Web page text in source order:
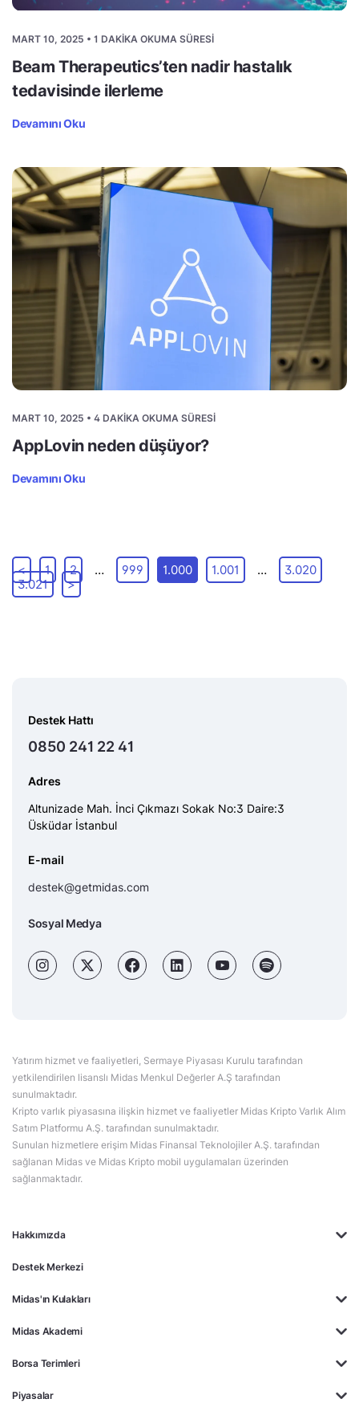
MART 10, 2025 • 1 DAKIKA OKUMA SÜRESI
Beam Therapeutics’ten nadir hastalık
tedavisinde ilerleme
Devamını Oku
MART 10, 2025 • 4 DAKIKA OKUMA SÜRESI
AppLovin neden düşüyor?
Devamını Oku
< 1 2 … 999 1.000 1.001 …
3.020
3.021
>
Hakkımızda
Destek Merkezi
Midas'ın Kulakları
Midas Akademi
Borsa Terimleri
Piyasalar
Destek Hattı
0850 241 22 41
Adres
Altunizade Mah. İnci Çıkmazı Sokak No:3 Daire:3
Üsküdar İstanbul
E-mail
destek@getmidas.com
Sosyal Medya
Yatırım hizmet ve faaliyetleri, Sermaye Piyasası Kurulu tarafından
yetkilendirilen lisanslı Midas Menkul Değerler A.Ş tarafından
sunulmaktadır.
Kripto varlık piyasasına ilişkin hizmet ve faaliyetler Midas Kripto Varlık Alım
Satım Platformu A.Ş. tarafından sunulmaktadır.
Sunulan hizmetlere erişim Midas Finansal Teknolojiler A.Ş. tarafından
sağlanan Midas ve Midas Kripto mobil uygulamaları üzerinden
sağlanmaktadır.